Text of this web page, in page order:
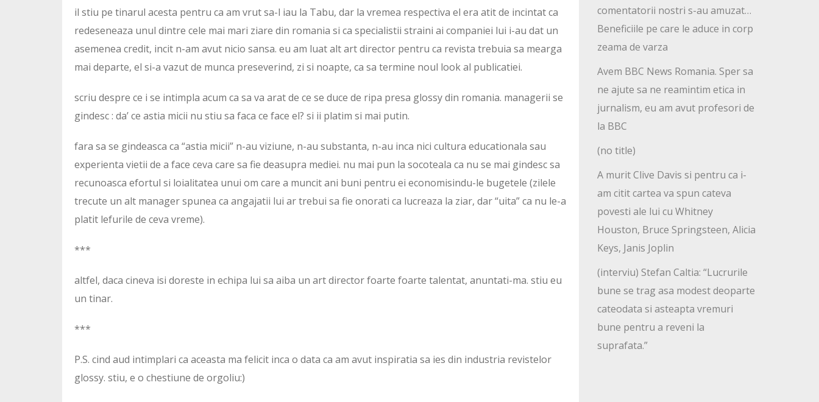
il stiu pe tinarul acesta pentru ca am vrut sa-l iau la Tabu, dar la vremea respectiva el era atit de incintat ca
redeseneaza unul dintre cele mai mari ziare din romania si ca specialistii straini ai companiei lui i-au dat un
asemenea credit, incit n-am avut nicio sansa. eu am luat alt art director pentru ca revista trebuia sa mearga
mai departe, el si-a vazut de munca preseverind, zi si noapte, ca sa termine noul look al publicatiei.
scriu despre ce i se intimpla acum ca sa va arat de ce se duce de ripa presa glossy din romania. managerii se
gindesc : da’ ce astia micii nu stiu sa faca ce face el? si ii platim si mai putin.
fara sa se gindeasca ca “astia micii” n-au viziune, n-au substanta, n-au inca nici cultura educationala sau
experienta vietii de a face ceva care sa fie deasupra mediei. nu mai pun la socoteala ca nu se mai gindesc sa
recunoasca efortul si loialitatea unui om care a muncit ani buni pentru ei economisindu-le bugetele (zilele
trecute un alt manager spunea ca angajatii lui ar trebui sa fie onorati ca lucreaza la ziar, dar “uita” ca nu le-a
platit lefurile de ceva vreme).
***
altfel, daca cineva isi doreste in echipa lui sa aiba un art director foarte foarte talentat, anuntati-ma. stiu eu
un tinar.
***
P.S. cind aud intimplari ca aceasta ma felicit inca o data ca am avut inspiratia sa ies din industria revistelor
glossy. stiu, e o chestiune de orgoliu:)
comentatorii nostri s-au amuzat…
Beneficiile pe care le aduce in corp
zeama de varza
Avem BBC News Romania. Sper sa
ne ajute sa ne reamintim etica in
jurnalism, eu am avut profesori de
la BBC
(no title)
A murit Clive Davis si pentru ca i-
am citit cartea va spun cateva
povesti ale lui cu Whitney
Houston, Bruce Springsteen, Alicia
Keys, Janis Joplin
(interviu) Stefan Caltia: “Lucrurile
bune se trag asa modest deoparte
cateodata si asteapta vremuri
bune pentru a reveni la
suprafata.”